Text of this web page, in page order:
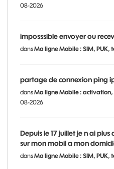
08-2026
imposssible envoyer ou
dansMa ligne Mobile : SIM, PUK,
partage de connexion ping
dansMa ligne Mobile :
08-2026
Depuis le 17 juillet je n ai
sur mon mobil a mon
dansMa ligne Mobile : SIM, PUK,